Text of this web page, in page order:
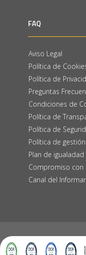
FAQ
Aviso Legal
Política de
Política de
Preguntas
Condiciones de
Política de
Política de
Política de
Plan de igualadad
Compromiso
Canal del